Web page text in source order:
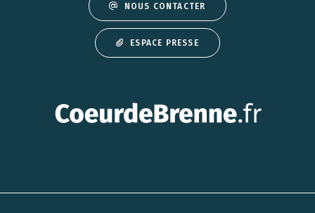
NOUS CONTACTER
ESPACE PRESSE